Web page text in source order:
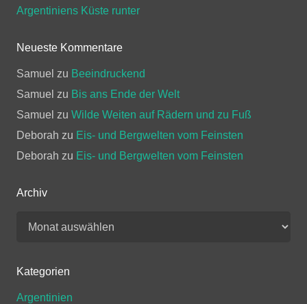
Argentiniens Küste runter
Neueste Kommentare
Samuel zu Beeindruckend
Samuel zu Bis ans Ende der Welt
Samuel zu Wilde Weiten auf Rädern und zu Fuß
Deborah zu Eis- und Bergwelten vom Feinsten
Deborah zu Eis- und Bergwelten vom Feinsten
Archiv
Archiv
Kategorien
Argentinien